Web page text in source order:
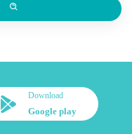
Download
Google play